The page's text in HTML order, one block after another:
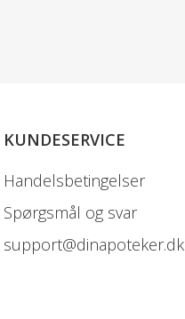
KUNDESERVICE
Handelsbetingelser
Spørgsmål og svar
support@dinapoteker.dk